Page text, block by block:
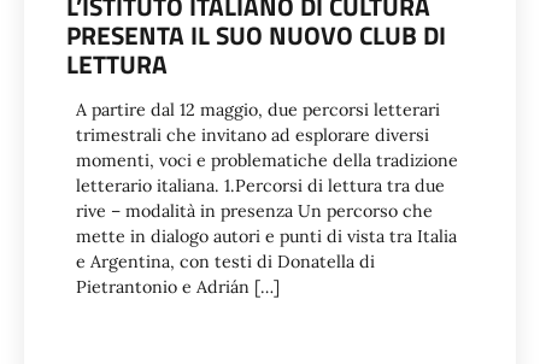
PRESENTA IL SUO NUOVO CLUB DI
LETTURA
A partire dal 12 maggio, due percorsi letterari
trimestrali che invitano ad esplorare diversi
momenti, voci e problematiche della tradizione
letterario italiana. 1.Percorsi di lettura tra due
rive – modalità in presenza Un percorso che
mette in dialogo autori e punti di vista tra Italia
e Argentina, con testi di Donatella di
Pietrantonio e Adrián […]